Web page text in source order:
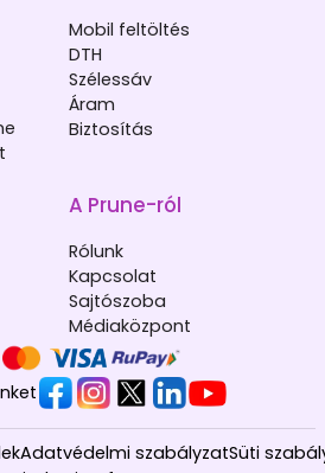
Mobil feltöltés
DTH
Szélessáv
Áram
Biztosítás
A Prune-ról
Rólunk
Kapcsolat
Sajtószoba
Médiaközpont
Adatvédelmi szabályzatSüti